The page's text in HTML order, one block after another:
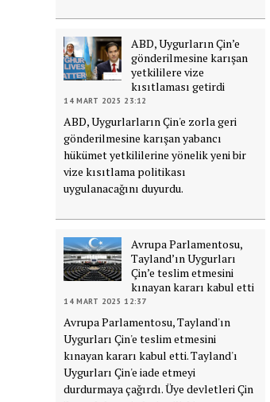
ABD, Uygurların Çin’e
gönderilmesine karışan
yetkililere vize
kısıtlaması getirdi
14 MART 2025 23:12
ABD, Uygurlarların Çin'e zorla geri
gönderilmesine karışan yabancı
hükümet yetkililerine yönelik yeni bir
vize kısıtlama politikası
uygulanacağını duyurdu.
Avrupa Parlamentosu,
Tayland’ın Uygurları
Çin’e teslim etmesini
kınayan kararı kabul etti
14 MART 2025 12:37
Avrupa Parlamentosu, Tayland'ın
Uygurları Çin'e teslim etmesini
kınayan kararı kabul etti. Tayland'ı
Uygurları Çin'e iade etmeyi
durdurmaya çağırdı. Üye devletleri Çin